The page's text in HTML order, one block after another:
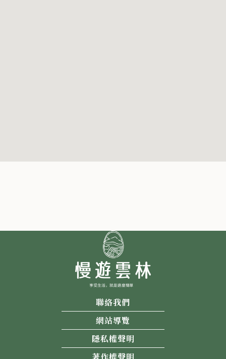
聯絡我們
網站導覽
隱私權聲明